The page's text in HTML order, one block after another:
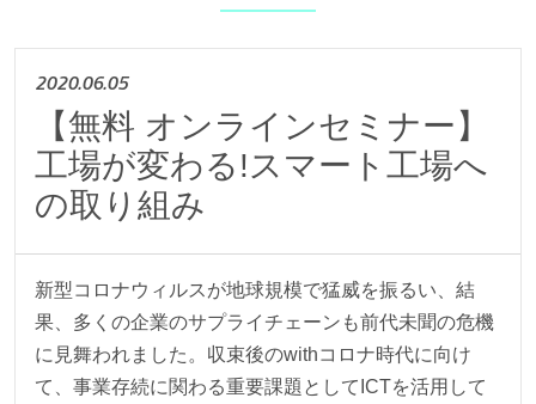
2020.06.05
【無料 オンラインセミナー】
工場が変わる!スマート工場へ
の取り組み
新型コロナウィルスが地球規模で猛威を振るい、結
果、多くの企業のサプライチェーンも前代未聞の危機
に見舞われました。収束後のwithコロナ時代に向け
て、事業存続に関わる重要課題としてICTを活用して